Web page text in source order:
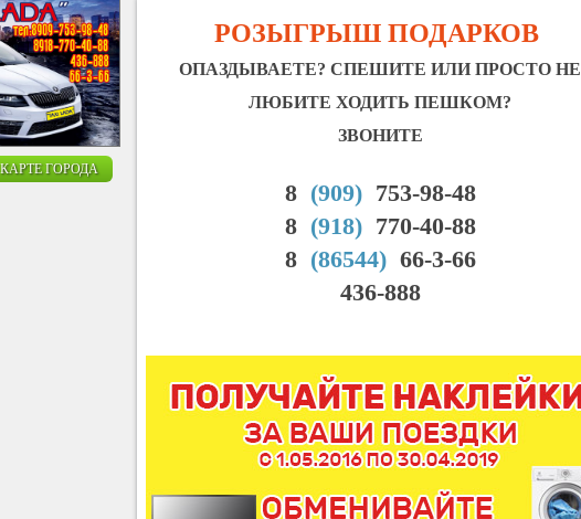
ГОРОДА
РОЗЫГРЫШ ПОДАРКОВ
ОПАЗДЫВАЕТЕ? СПЕШИТЕ ИЛИ ПРОСТО НЕ
ЛЮБИТЕ ХОДИТЬ ПЕШКОМ?
ЗВОНИТЕ
8 (909) 753-98-48
8 (918) 770-40-88
8 (86544) 66-3-66
436-888